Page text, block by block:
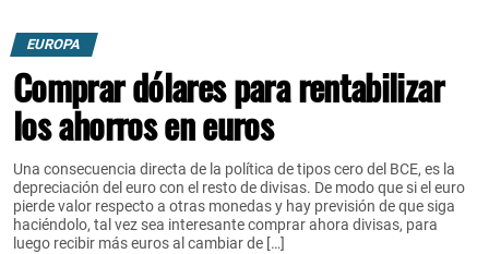
EUROPA
Comprar dólares para rentabilizar
los ahorros en euros
Una consecuencia directa de la política de tipos cero del BCE, es la
depreciación del euro con el resto de divisas. De modo que si el euro
pierde valor respecto a otras monedas y hay previsión de que siga
haciéndolo, tal vez sea interesante comprar ahora divisas, para
luego recibir más euros al cambiar de […]